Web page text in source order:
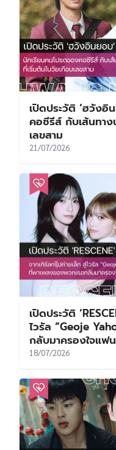
เปิดประวัติ ‘ฮวังอิ
คอซีรีส์ กับเส้นทา
เลขสาม
21/07/2026
เปิดประวัติ
ไวรัล “Geoje
กลับมาครองใจแฟ
18/07/2026